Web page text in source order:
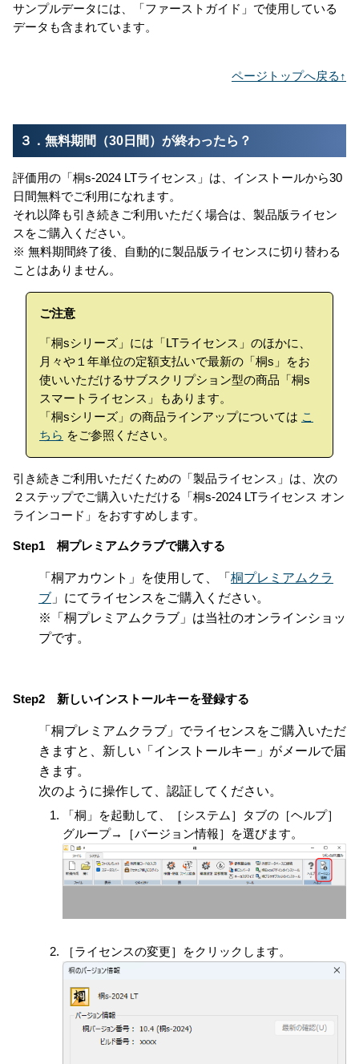
サンプルデータには、「ファーストガイド」で使用している
データも含まれています。
ページトップへ戻る↑
３．無料期間（30日間）が終わったら？
評価用の「桐s-2024 LTライセンス」は、インストールから30
日間無料でご利用になれます。
それ以降も引き続きご利用いただく場合は、製品版ライセン
スをご購入ください。
※ 無料期間終了後、自動的に製品版ライセンスに切り替わる
ことはありません。
ご注意
「桐sシリーズ」には「LTライセンス」のほかに、
月々や１年単位の定額支払いで最新の「桐s」をお
使いいただけるサブスクリプション型の商品「桐s
スマートライセンス」もあります。
「桐sシリーズ」の商品ラインアップについては こ
ちら をご参照ください。
引き続きご利用いただくための「製品ライセンス」は、次の
２ステップでご購入いただける「桐s-2024 LTライセンス オン
ラインコード」をおすすめします。
Step1 桐プレミアムクラブで購入する
「桐アカウント」を使用して、「 桐プレミアムクラ
ブ 」にてライセンスをご購入ください。
※「桐プレミアムクラブ」は当社のオンラインショッ
プです。
Step2 新しいインストールキーを登録する
「桐プレミアムクラブ」でライセンスをご購入いただ
きますと、新しい「インストールキー」がメールで届
きます。
次のように操作して、認証してください。
「桐」を起動して、［システム］タブの［ヘルプ］
グループ→［バージョン情報］を選びます。
［ライセンスの変更］をクリックします。